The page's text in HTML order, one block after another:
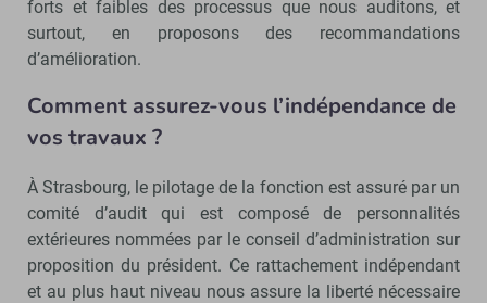
forts et faibles des processus que nous auditons, et
surtout, en proposons des recommandations
d’amélioration.
Comment assurez-vous l’indépendance de
vos travaux ?
À Strasbourg, le pilotage de la fonction est assuré par un
comité d’audit qui est composé de personnalités
extérieures nommées par le conseil d’administration sur
proposition du président. Ce rattachement indépendant
et au plus haut niveau nous assure la liberté nécessaire